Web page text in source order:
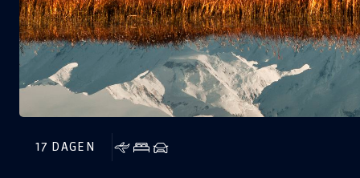
17 DAGEN